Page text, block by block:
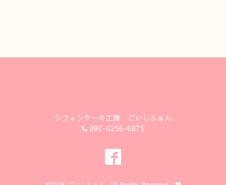
シフォンケーキ工房 ごいしふぉん
090-6256-6875